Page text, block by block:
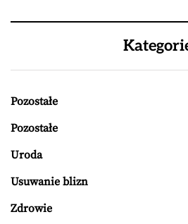
Pozostałe
Pozostałe
Uroda
Usuwanie blizn
Zdrowie